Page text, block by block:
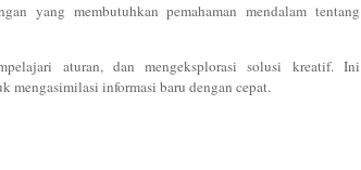
yang membutuhkan pemahaman mendalam tentang
aturan, dan mengeksplorasi solusi kreatif. Ini
mengasimilasi informasi baru dengan cepat.